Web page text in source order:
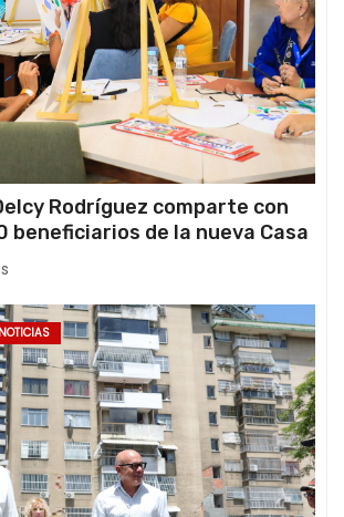
Rodríguez comparte con
beneficiarios de la nueva Casa
“La Primavera” en Caracas
NOTICIAS